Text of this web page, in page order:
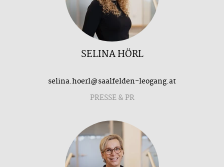
SELINA HÖRL
selina.hoerl@saalfelden-leogang.at
PRESSE & PR